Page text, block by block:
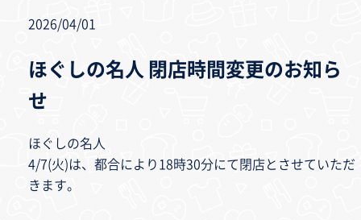
2026/04/01
ほぐしの名人 閉店時間変更のお知ら
せ
ほぐしの名人
4/7(火)は、都合により18時30分にて閉店とさせていただ
きます。